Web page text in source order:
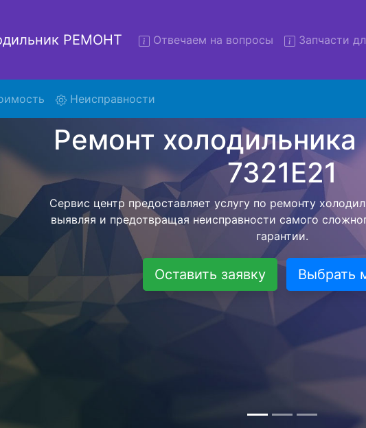
РЕМОНТ Отвечаем на вопросы Запчасти
Неисправности
Ремонт холодильников с вывозом - чтобы клиент не
поиски курьерской службы, наш мастер сам заберет
7321E21 и отвезет в сервисный центр. Ремонт
осуществляется внутри сервисного центра, тем самым
мастера как закончит с ремонтом. Перед тем как
согласовывается конечная стоимость работ и в
Перечень бесплатных услуг от компании -
специалиста, консультирование и
Оставить заявку Выбрать